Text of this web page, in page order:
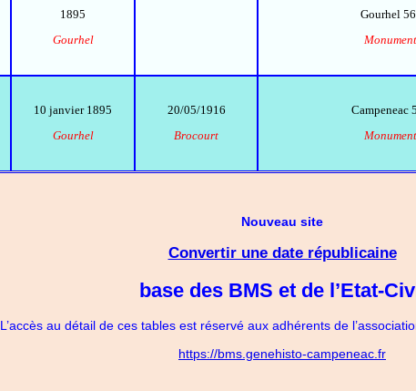
1895
Gourhel
Gourhel
10 janvier 1895
Gourhel
20/05/1916
Brocourt
Campeneac
Nouveau site
Convertir une date républicaine
base des BMS et de l’Etat-
L’accès au détail de ces tables est réservé aux adhérents de
https://bms.genehisto-campeneac.fr